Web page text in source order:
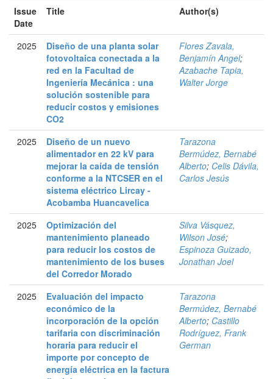
Issue
Date
Title Author(s)
2025
Diseño de una planta solar
fotovoltaica conectada a la
red en la Facultad de
Ingeniería Mecánica : una
solución sostenible para
reducir costos y emisiones
CO2
Flores Zavala,
Benjamín Angel;
Azabache Tapia,
Walter Jorge
2025
Diseño de un nuevo
alimentador en 22 kV para
mejorar la caída de tensión
conforme a la NTCSER en el
sistema eléctrico Lircay -
Acobamba Huancavelica
Tarazona
Bermúdez, Bernabé
Alberto; Celis Dávila,
Carlos Jesús
2025
Optimización del
mantenimiento planeado
para reducir los costos de
mantenimiento de los buses
del Corredor Morado
Silva Vásquez,
Wilson José;
Espinoza Guizado,
Jonathan Joel
2025
Evaluación del impacto
económico de la
incorporación de la opción
tarifaria con discriminación
horaria para reducir el
importe por concepto de
energía eléctrica en la factura
Tarazona
Bermúdez, Bernabé
Alberto; Castillo
Rodríguez, Frank
German